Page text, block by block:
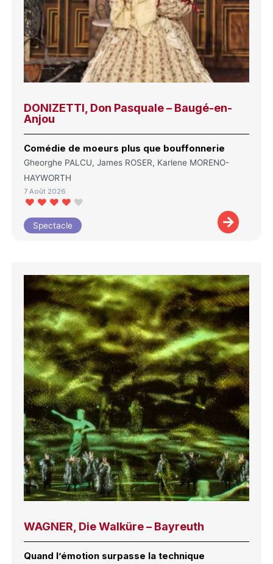
DONIZETTI, Don Pasquale – Baugé-en-
Anjou
Comédie de moeurs plus que bouffonnerie
Gheorghe PALCU, James ROSER, Karlene MORENO-
HAYWORTH
7 Août 2026
Spectacle
WAGNER, Die Walküre – Bayreuth
Quand l’émotion surpasse la technique